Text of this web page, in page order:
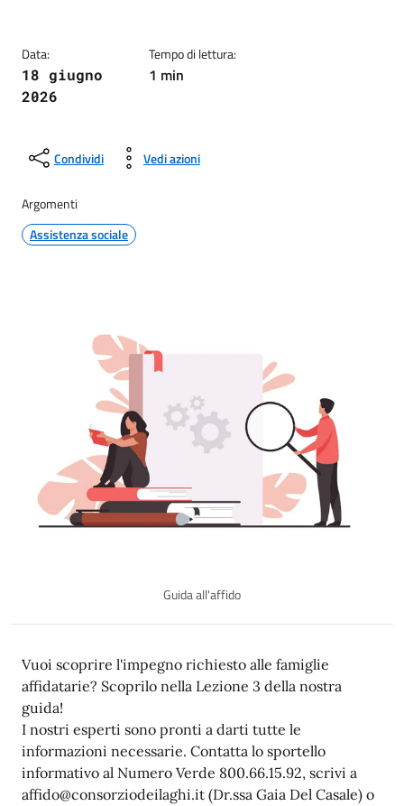
Data:
18 giugno
2026
Tempo di lettura:
1 min
Condividi Vedi azioni
Argomenti
Assistenza sociale
Guida all'affido
Vuoi scoprire l'impegno richiesto alle famiglie
affidatarie? Scoprilo nella Lezione 3 della nostra
guida!
I nostri esperti sono pronti a darti tutte le
informazioni necessarie. Contatta lo sportello
informativo al Numero Verde 800.66.15.92, scrivi a
affido@consorziodeilaghi.it (Dr.ssa Gaia Del Casale) o